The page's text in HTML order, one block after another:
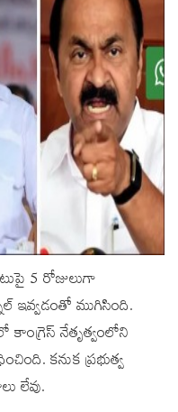
5 రోజులుగా
ఇవ్వడంతో ముగిసింది.
కాంగ్రెస్‌ నేతృత్వంలోని
కనుక ప్రభుత్వ
లేవు.